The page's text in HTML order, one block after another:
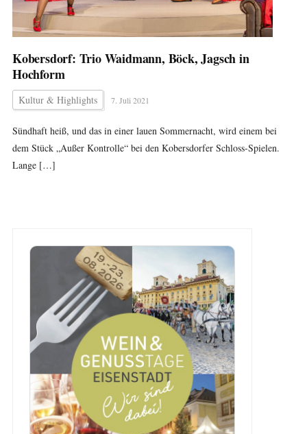
Kobersdorf: Trio Waidmann, Böck, Jagsch in
Hochform
Kultur & Highlights 7. Juli 2021
Sündhaft heiß, und das in einer lauen Sommernacht, wird einem bei
dem Stück „Außer Kontrolle“ bei den Kobersdorfer Schloss-Spielen.
Lange […]